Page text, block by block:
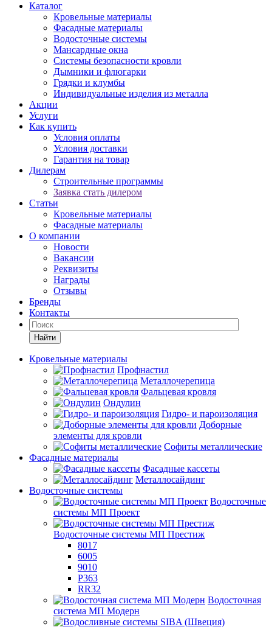
Каталог
Кровельные материалы
Фасадные материалы
Водосточные системы
Мансардные окна
Системы безопасности кровли
Дымники и флюгарки
Грядки и клумбы
Индивидуальные изделия из металла
Акции
Услуги
Как купить
Условия оплаты
Условия доставки
Гарантия на товар
Дилерам
Строительные программы
Заявка стать дилером
Статьи
Кровельные материалы
Фасадные материалы
О компании
Новости
Вакансии
Реквизиты
Награды
Отзывы
Бренды
Контакты
Найти
Кровельные материалы
Профнастил
Металлочерепица
Фальцевая кровля
Ондулин
Гидро- и пароизоляция
Доборные
элементы для кровли
Софиты металлические
Фасадные материалы
Фасадные кассеты
Металлосайдинг
Водосточные системы
Водосточные
системы МП Проект
Водосточные системы МП Престиж
8017
6005
9010
P363
RR32
Водосточная
система МП Модерн